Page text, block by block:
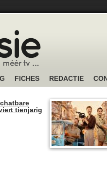
FICHES REDACTIE
tienjarig